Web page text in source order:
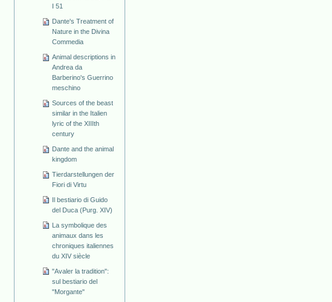
I 51
Dante's Treatment of
Nature in the Divina
Commedia
Animal descriptions in
Andrea da
Barberino's Guerrino
meschino
Sources of the beast
similar in the Italien
lyric of the XIIIth
century
Dante and the animal
kingdom
Tierdarstellungen der
Fiori di Virtu
Il bestiario di Guido
del Duca (Purg. XIV)
La symbolique des
animaux dans les
chroniques italiennes
du XIV siècle
"Avaler la tradition":
sul bestiario del
"Morgante"